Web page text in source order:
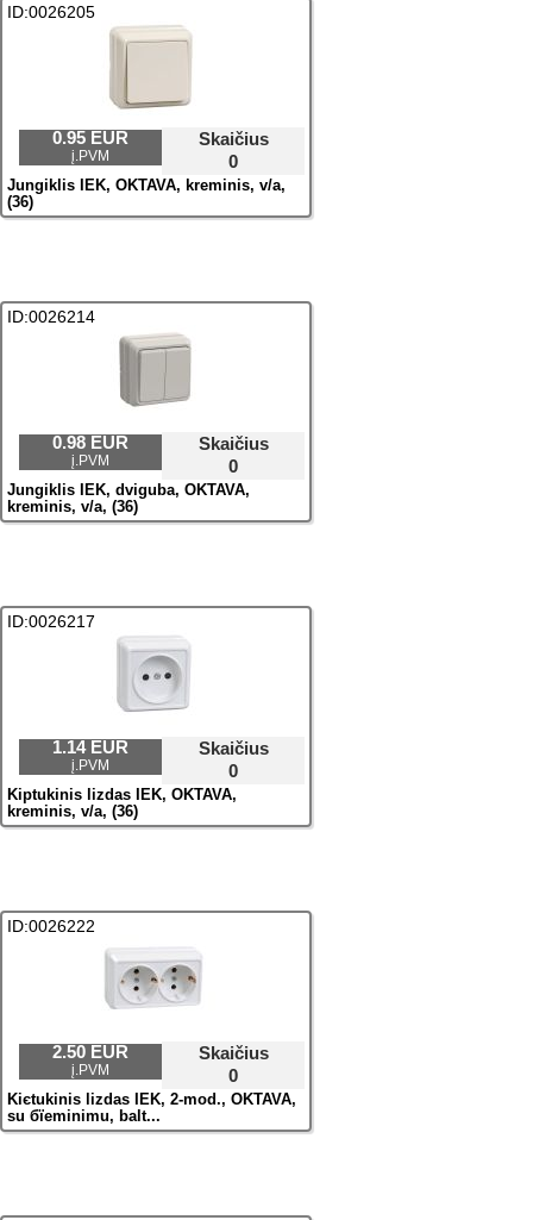
ID:0026205
Skaičius
0
0.95 EUR
į.PVM
Jungiklis IEK, OKTAVA, kreminis, v/a,
(36)
ID:0026214
Skaičius
0
0.98 EUR
į.PVM
Jungiklis IEK, dviguba, OKTAVA,
kreminis, v/a, (36)
ID:0026217
Skaičius
0
1.14 EUR
į.PVM
Kiрtukinis lizdas IEK, OKTAVA,
kreminis, v/a, (36)
ID:0026222
Skaičius
0
2.50 EUR
į.PVM
Kiєtukinis lizdas IEK, 2-mod., OKTAVA,
su бїeminimu, balt...